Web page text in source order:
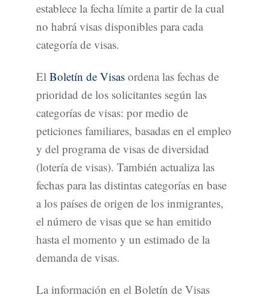
establece la fecha límite a partir de la cual
no habrá visas disponibles para cada
categoría de visas.
El Boletín de Visas ordena las fechas de
prioridad de los solicitantes según las
categorías de visas: por medio de
peticiones familiares, basadas en el empleo
y del programa de visas de diversidad
(lotería de visas). También actualiza las
fechas para las distintas categorías en base
a los países de origen de los inmigrantes,
el número de visas que se han emitido
hasta el momento y un estimado de la
demanda de visas.
La información en el Boletín de Visas